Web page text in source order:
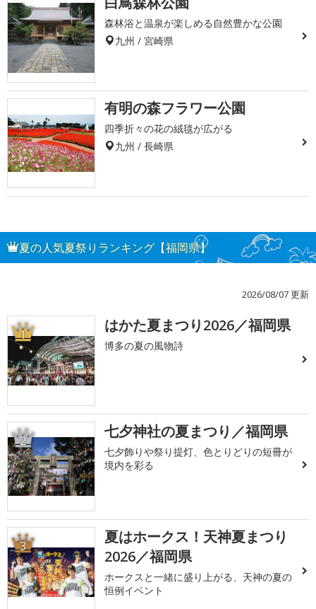
森林浴と温泉が楽しめる自然豊かな公園
九州 / 宮崎県
有明の森フラワー公園
四季折々の花の絨毯が広がる
九州 / 長崎県
夏の人気夏祭りランキング【福岡県】
2026/08/07 更新
1 はかた夏まつり2026／福岡県
博多の夏の風物詩
2 七夕神社の夏まつり／福岡県
七夕飾りや祭り提灯、色とりどりの短冊が
境内を彩る
3
夏はホークス！天神夏まつり
2026／福岡県
ホークスと一緒に盛り上がる、天神の夏の
恒例イベント